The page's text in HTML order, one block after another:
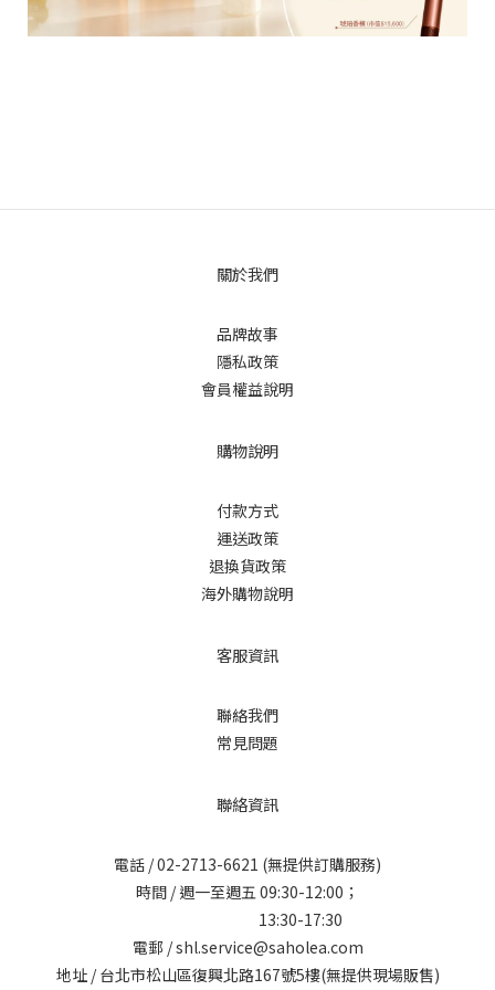
關於我們
品牌故事
隱私政策
會員權益說明
購物說明
付款方式
運送政策
退換貨政策
海外購物說明
客服資訊
聯絡我們
常見問題
聯絡資訊
電話 /02-2713-6621 (無提供訂購服務)
時間 / 週一至週五 09:30-12:00；
13:30-17:30
電郵 / shl.service@saholea.com
地址 / 台北市松山區復興北路167號5樓(無提供現場販售)